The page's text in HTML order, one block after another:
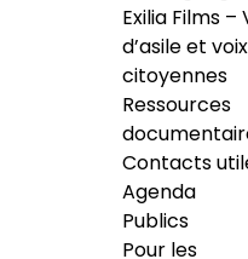
Exilia Films –
d’asile et voix
citoyennes
Ressources
Contacts
Agenda
Publics
Pour les